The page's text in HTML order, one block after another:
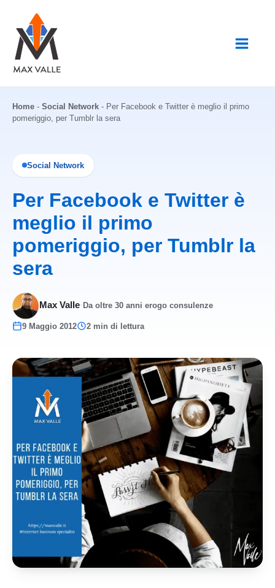
contenuto
Home - Social Network - Per Facebook e Twitter è meglio il primo
pomeriggio, per Tumblr la sera
Social Network
Per Facebook e Twitter è
meglio il primo
pomeriggio, per Tumblr la
sera
Max Valle· Da oltre 30 anni erogo consulenze
9 Maggio 2012 2 min di lettura